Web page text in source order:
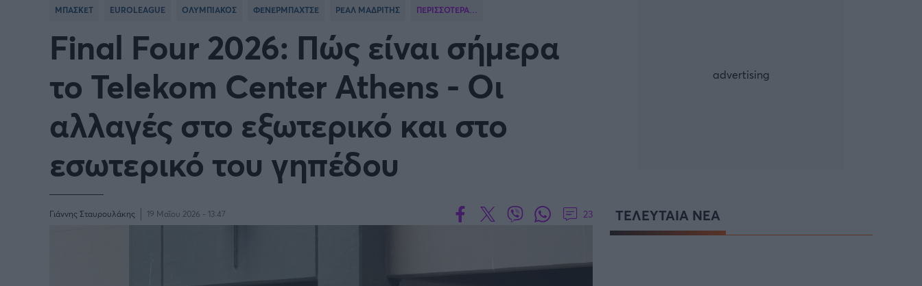
FOLLOW US
ΜΠΑΣΚΕΤ EUROLEAGUE ΟΛΥΜΠΙΑΚΟΣ ΦΕΝΕΡΜΠΑΧΤΣΕ ΡΕΑΛ ΜΑΔΡΙΤΗΣ ΠΕΡΙΣΣΟΤΕΡΑ…
Final Four 2026: Πώς είναι σήμερα
το Telekom Center Athens - Οι
αλλαγές στο εξωτερικό και στο
εσωτερικό του γηπέδου
Γιάννης Σταυρουλάκης 19 Μαΐου 2026 - 13:47 23 ΤΕΛΕΥΤΑΙΑ ΝΕΑ